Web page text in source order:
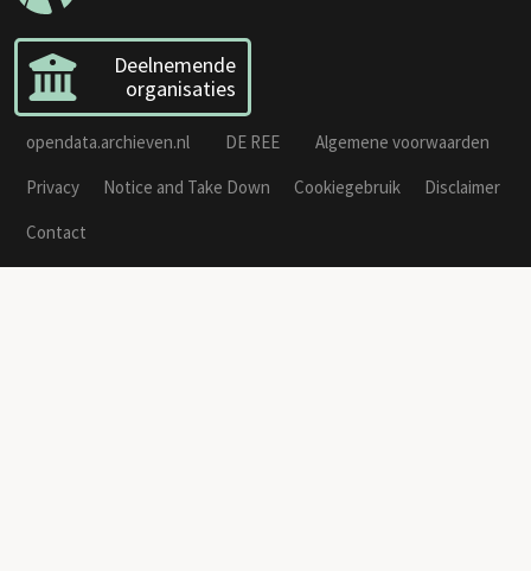
Deelnemende
organisaties
opendata.archieven.nl DE REE
Algemene voorwaarden
Privacy
Notice and Take Down Cookiegebruik
Disclaimer
Contact